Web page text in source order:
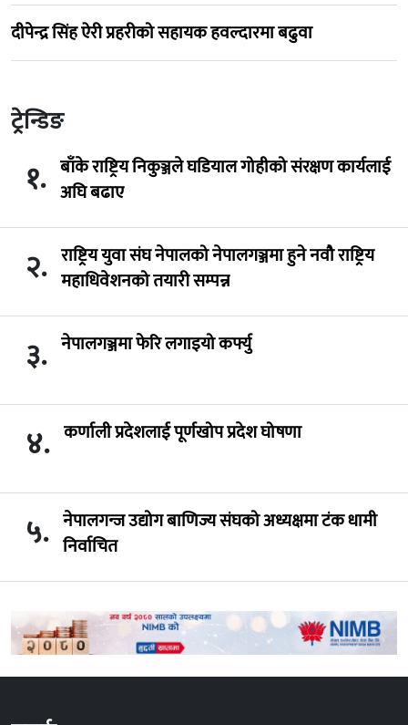
दीपेन्द्र सिंह ऐरी प्रहरीको सहायक हवल्दारमा बढुवा
ट्रेन्डिङ
१. बाँके राष्ट्रिय निकुञ्जले घडियाल गोहीको संरक्षण कार्यलाई
अघि बढाए
२. राष्ट्रिय युवा संघ नेपालको नेपालगञ्जमा हुने नवौ राष्ट्रिय
महाधिवेशनको तयारी सम्पन्न
३. नेपालगञ्जमा फेरि लगाइयो कर्फ्यु
४. कर्णाली प्रदेशलाई पूर्णखोप प्रदेश घोषणा
५. नेपालगन्ज उद्योग बाणिज्य संघको अध्यक्षमा टंक धामी
निर्वाचित